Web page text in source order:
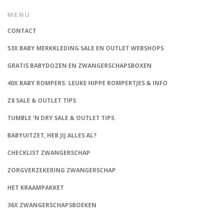
MENU
CONTACT
53X BABY MERKKLEDING SALE EN OUTLET WEBSHOPS
GRATIS BABYDOZEN EN ZWANGERSCHAPSBOXEN
40X BABY ROMPERS: LEUKE HIPPE ROMPERTJES & INFO
Z8 SALE & OUTLET TIPS
TUMBLE ‘N DRY SALE & OUTLET TIPS
BABYUITZET, HEB JIJ ALLES AL?
CHECKLIST ZWANGERSCHAP
ZORGVERZEKERING ZWANGERSCHAP
HET KRAAMPAKKET
36X ZWANGERSCHAPSBOEKEN